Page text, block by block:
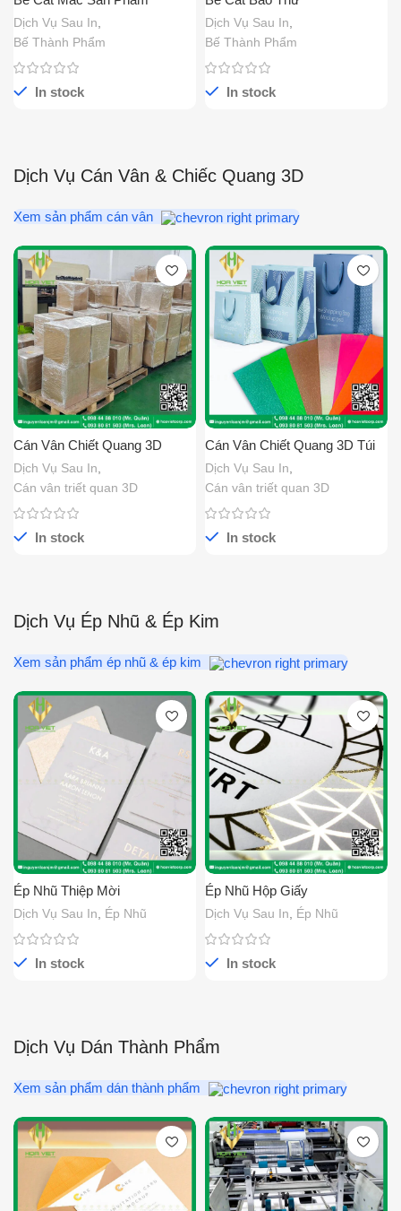
Dịch Vụ Sau In
Bế Thành Phẩm
In stock
Dịch Vụ Sau In
Bế Thành Phẩm
In stock
Dịch Vụ Cán Vân & Chiếc Quang 3D
Xem sản phẩm cán vân
Cán Vân Chiết Quang 3D
Thùng Giấy
Dịch Vụ Sau In,
Cán vân triết quan 3D
In stock
Cán Vân Chiết Quang 3D Túi
Giấy
Dịch Vụ Sau In,
Cán vân triết quan 3D
In stock
Dịch Vụ Ép Nhũ & Ép Kim
Xem sản phẩm ép nhũ & ép kim
Ép Nhũ Thiệp Mời
Dịch Vụ Sau In, Ép Nhũ
In stock
Ép Nhũ Hộp Giấy
Dịch Vụ Sau In, Ép Nhũ
In stock
Dịch Vụ Dán Thành Phẩm
Xem sản phẩm dán thành phẩm